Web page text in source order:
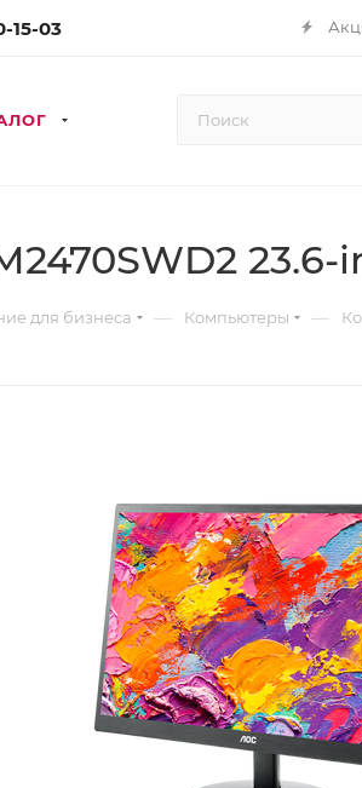
15-03
для бизнеса — Компьютеры —